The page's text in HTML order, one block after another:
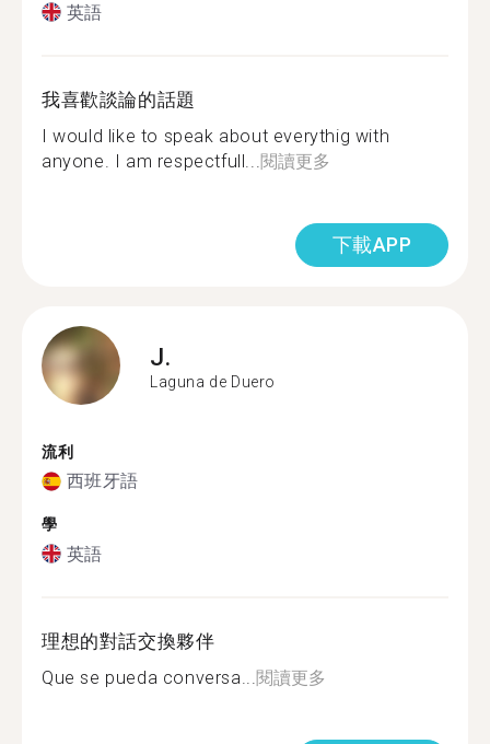
英語
我喜歡談論的話題
I would like to speak about everythig with
anyone. I am respectfull... 閱讀更多
下載APP
J.
Laguna de Duero
流利
西班牙語
學
英語
理想的對話交換夥伴
Que se pueda conversa... 閱讀更多